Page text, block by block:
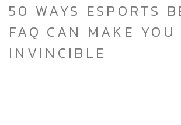
50 WAYS ESPORTS
FAQ CAN MAKE YOU
INVINCIBLE